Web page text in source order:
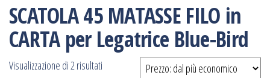
SCATOLA 45 MATASSE FILO in
CARTA per Legatrice Blue-Bird
Visualizzazione di 2 risultati